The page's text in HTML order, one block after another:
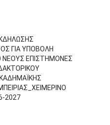
ΓΙΑ ΥΠΟΒΟΛΗ
ΝΕΟΥΣ ΕΠΙΣΤΗΜΟΝΕΣ
2027